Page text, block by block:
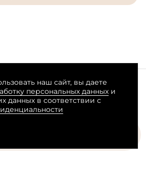
персональных данных
соглашение
на данном сайте, носит
характер, не является
положениями статьи 437 ГК
наш сайт, вы даете
персональных данныхи
данных в соответствии с